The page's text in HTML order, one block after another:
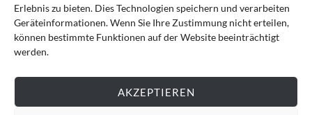
Erlebnis zu bieten. Dies Technologien speichern und verarbeiten
Geräteinformationen. Wenn Sie Ihre Zustimmung nicht erteilen,
können bestimmte Funktionen auf der Website beeinträchtigt
werden.
AKZEPTIEREN
Mein Bestellkonto Kundeninformationen Datenschutz
Cookie-Richtlinie (EU) Impressum
VERTRAG WIDERRUFEN